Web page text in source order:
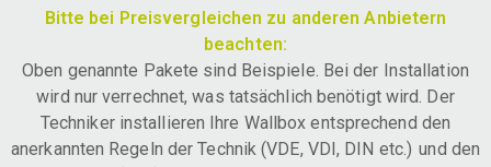
Bitte bei Preisvergleichen zu anderen Anbietern
beachten:
Oben genannte Pakete sind Beispiele. Bei der Installation
wird nur verrechnet, was tatsächlich benötigt wird. Der
Techniker installieren Ihre Wallbox entsprechend den
anerkannten Regeln der Technik (VDE, VDI, DIN etc.) und den